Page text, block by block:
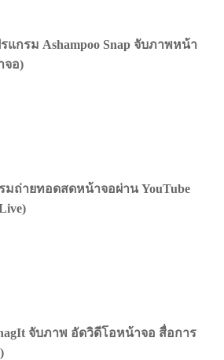
รแกรม Ashampoo Snap จับภาพหน้า
จอ)
มถ่ายทอดสดหน้าจอผ่าน YouTube
จับภาพ อัดวิดีโอหน้าจอ สื่อการ